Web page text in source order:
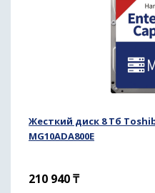
Жесткий диск 8 Тб
MG10ADA800E
210 940₸